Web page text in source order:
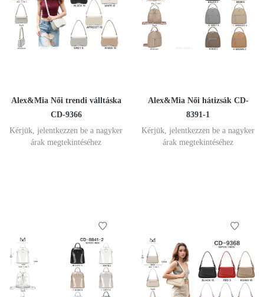
Alex&Mia Női trendi válltáska
CD-9366
Kérjük, jelentkezzen be a nagyker
árak megtekintéséhez
Alex&Mia Női hátizsák CD-
8391-1
Kérjük, jelentkezzen be a nagyker
árak megtekintéséhez